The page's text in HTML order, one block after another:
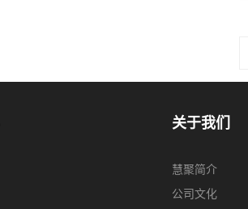
关于我们
慧聚简介
公司文化